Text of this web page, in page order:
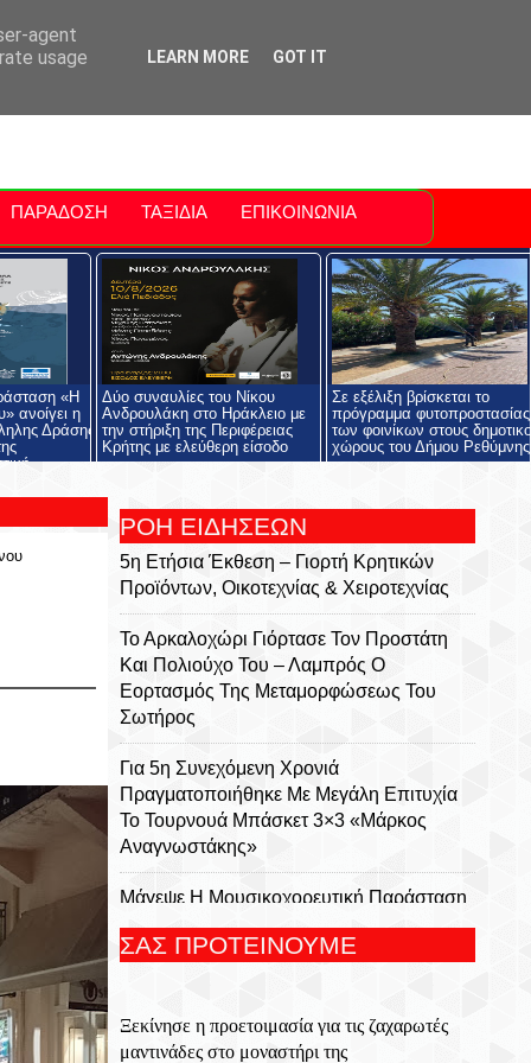
Polis
ΠΑΡΑΔΟΣΗ ΤΑΞΙΔΙΑ ΕΠΙΚΟΙΝΩΝΙΑ
«Η
ανοίγει η
Δράσης
Δύο συναυλίες του Νίκου
Ανδρουλάκη στο Ηράκλειο με
την στήριξη της Περιφέρειας
Κρήτης με ελεύθερη είσοδο
Σε εξέλιξη βρίσκεται το
πρόγραμμα φυτοπροστασίας
των φοινίκων στους
χώρους του Δήμου
ΡΟΗ ΕΙΔΗΣΕΩΝ
5η Ετήσια Έκθεση – Γιορτή Κρητικών
Προϊόντων, Οικοτεχνίας & Χειροτεχνίας
Το Αρκαλοχώρι Γιόρτασε Τον Προστάτη
Και Πολιούχο Του – Λαμπρός Ο
Εορτασμός Της Μεταμορφώσεως Του
Σωτήρος
Για 5η Συνεχόμενη Χρονιά
Πραγματοποιήθηκε Με Μεγάλη Επιτυχία
Το Τουρνουά Μπάσκετ 3×3 «Μάρκος
Αναγνωστάκης»
Μάγεψε Η Μουσικοχορευτική Παράσταση
Του Φεστιβάλ Κρήτης «Donna Nobis Pace
– Echoes Of Hope»
Του Ονείρου» Ανοίγει Η Αυλαία Της
Παράλληλης Δράσης Του Φεστιβάλ
ΣΑΣ ΠΡΟΤΕΙΝΟΥΜΕ
Ξεκίνησε η προετοιμασία για τις ζαχαρωτές
μαντινάδες στο μοναστήρι της
agent
usage
LEARN MORE GOT IT